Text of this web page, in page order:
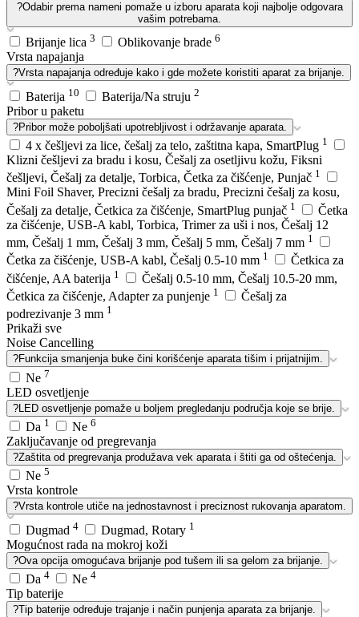
?Odabir prema nameni pomaže u izboru aparata koji najbolje odgovara
vašim potrebama.
Brijanje lica 3 Oblikovanje brade 6
Vrsta napajanja
?Vrsta napajanja određuje kako i gde možete koristiti aparat za brijanje.
Baterija 10 Baterija/Na struju 2
Pribor u paketu
?Pribor može poboljšati upotrebljivost i održavanje aparata.
4 x češljevi za lice, češalj za telo, zaštitna kapa, SmartPlug 1
Klizni češljevi za bradu i kosu, Češalj za osetljivu kožu, Fiksni
češljevi, Češalj za detalje, Torbica, Četka za čišćenje, Punjač 1
Mini Foil Shaver, Precizni češalj za bradu, Precizni češalj za kosu,
Češalj za detalje, Četkica za čišćenje, SmartPlug punjač 1
Četka
za čišćenje, USB-A kabl, Torbica, Trimer za uši i nos, Češalj 12
mm, Češalj 1 mm, Češalj 3 mm, Češalj 5 mm, Češalj 7 mm 1
Četka za čišćenje, USB-A kabl, Češalj 0.5-10 mm 1
Četkica za
čišćenje, AA baterija 1
Češalj 0.5-10 mm, Češalj 10.5-20 mm,
Četkica za čišćenje, Adapter za punjenje 1
Češalj za
podrezivanje 3 mm 1
Prikaži sve
Noise Cancelling
?Funkcija smanjenja buke čini korišćenje aparata tišim i prijatnijim.
Ne 7
LED osvetljenje
?LED osvetljenje pomaže u boljem pregledanju područja koje se brije.
Da 1 Ne 6
Zaključavanje od pregrevanja
?Zaštita od pregrevanja produžava vek aparata i štiti ga od oštećenja.
Ne 5
Vrsta kontrole
?Vrsta kontrole utiče na jednostavnost i preciznost rukovanja aparatom.
Dugmad 4 Dugmad, Rotary 1
Mogućnost rada na mokroj koži
?Ova opcija omogućava brijanje pod tušem ili sa gelom za brijanje.
Da 4 Ne 4
Tip baterije
?Tip baterije određuje trajanje i način punjenja aparata za brijanje.